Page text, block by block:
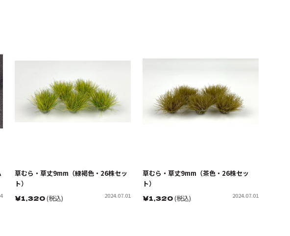
草むら・草丈9mm（緑褐色・26株セッ
ト）
￥1,320(税込) 2024.07.01
草むら・草丈9mm（茶色・26株セッ
ト）
￥1,320(税込) 2024.07.01